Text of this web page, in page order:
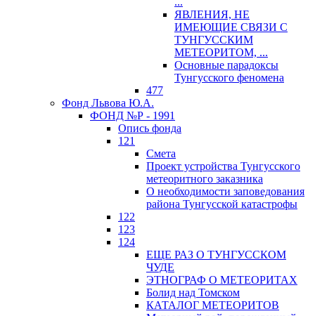
ЯВЛЕНИЯ, НЕ
ИМЕЮЩИЕ СВЯЗИ С
ТУНГУССКИМ
МЕТЕОРИТОМ, ...
Основные парадоксы
Тунгусского феномена
477
Фонд Львова Ю.А.
ФОНД №Р - 1991
Опись фонда
121
Смета
Проект устройства Тунгусского
метеоритного заказника
О необходимости заповедования
района Тунгусской катастрофы
122
123
124
ЕЩЕ РАЗ О ТУНГУССКОМ
ЧУДЕ
ЭТНОГРАФ О МЕТЕОРИТАХ
Болид над Томском
КАТАЛОГ МЕТЕОРИТОВ